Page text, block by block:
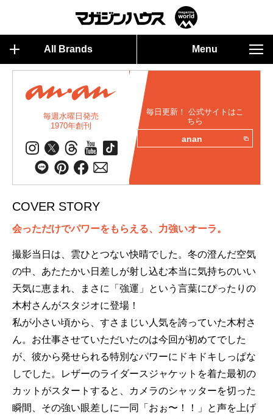
All Brands Menu
毎週水曜日発売
1970年創刊
毎日更新！ 公式サイトはこ
ちら
anan
COVER STORY
会っただけでパワーをもらえる、力強いオーラ。
撮影当日は、雲ひとつない快晴でした。冬の澄んだ空気
の中、あたたかい日差しが射し込む本当に気持ちのいい
天気に恵まれ、まさに「強運」という言葉にぴったりの
木村さんがスタジオに登場！
私が小さい頃から、すさまじい人気を誇っていた木村さ
ん。お仕事させていただいたのは今回が初めてでした
が、彼から発せられる特別なパワーにドキドキしっぱな
しでした。レザーのライダースジャケットを着た最初の
カットがスタートすると、カメラのシャッターを切った
瞬間、その強い眼差しに一同「おぉ〜！！」と声を上げ